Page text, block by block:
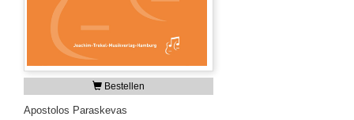
Bestellen
Apostolos Paraskevas